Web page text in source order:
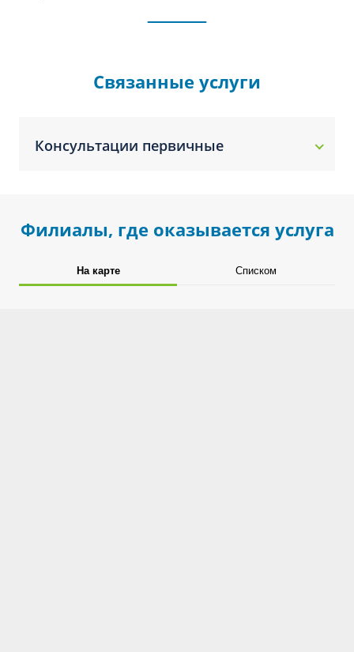
Связанные услуги
Консультации первичные
Филиалы, где оказывается услуга
На карте Списком